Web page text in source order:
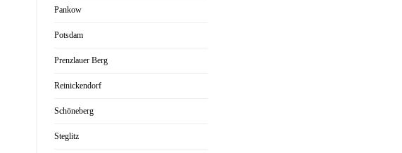
Pankow
Potsdam
Prenzlauer Berg
Reinickendorf
Schöneberg
Steglitz